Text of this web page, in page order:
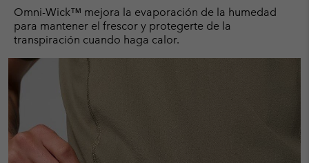
Omni-Wick™ mejora la evaporación de la humedad
para mantener el frescor y protegerte de la
transpiración cuando haga calor.